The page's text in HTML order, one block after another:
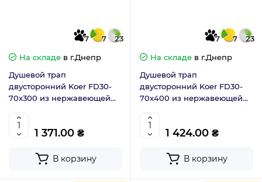
7 7
23
На складе в г.Днепр
Душевой трап
двусторонний Koer FD30-
70x300 из нержавеющей
1 371.00 ₴
В корзину
7 7
23
На складе в г.Днепр
Душевой трап
двусторонний Koer FD30-
70x400 из нержавеющей
1 424.00 ₴
В корзину